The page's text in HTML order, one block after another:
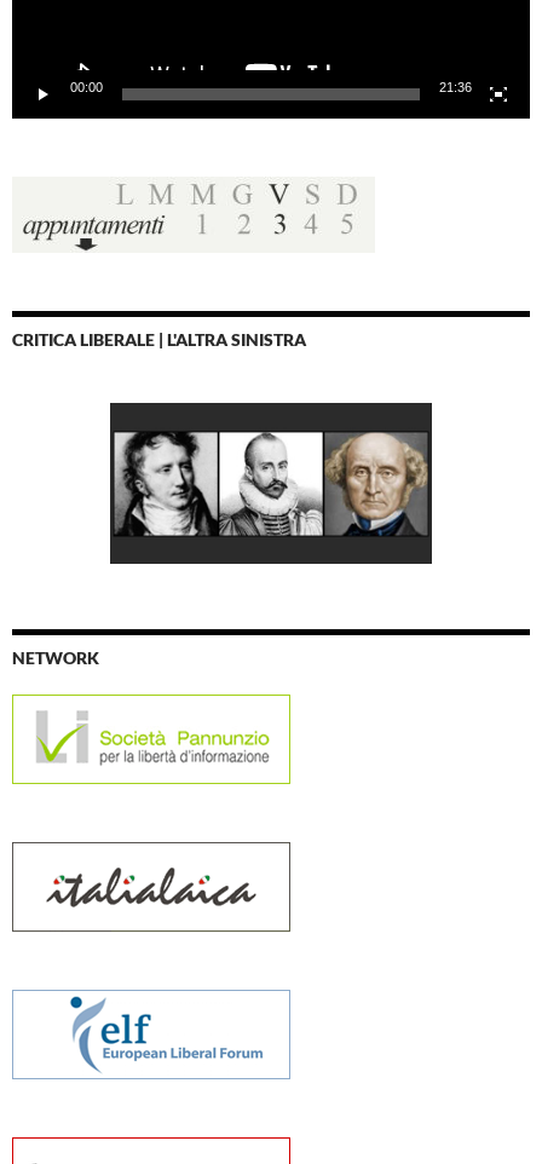
00:00 21:36
CRITICA LIBERALE | L'ALTRA SINISTRA
NETWORK